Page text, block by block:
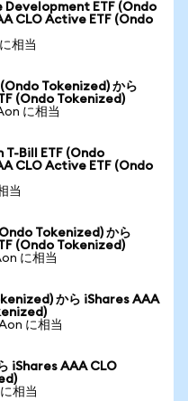
ETF (Ondo
CLO Active ETF (Ondo
相当
Tokenized) から
(Ondo Tokenized)
に相当
T-Bill ETF (Ondo
CLO Active ETF (Ondo
当
Tokenized) から
(Ondo Tokenized)
に相当
から iShares AAA
に相当
iShares AAA CLO
相当